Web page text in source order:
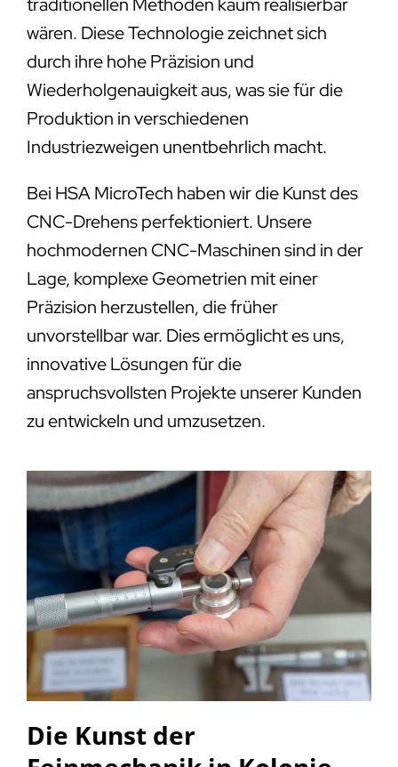
wären. Diese Technologie zeichnet sich
durch ihre hohe Präzision und
Wiederholgenauigkeit aus, was sie für die
Produktion in verschiedenen
Industriezweigen unentbehrlich macht.
Bei HSA MicroTech haben wir die Kunst des
CNC-Drehens perfektioniert. Unsere
hochmodernen CNC-Maschinen sind in der
Lage, komplexe Geometrien mit einer
Präzision herzustellen, die früher
unvorstellbar war. Dies ermöglicht es uns,
innovative Lösungen für die
anspruchsvollsten Projekte unserer Kunden
zu entwickeln und umzusetzen.
Die Kunst der